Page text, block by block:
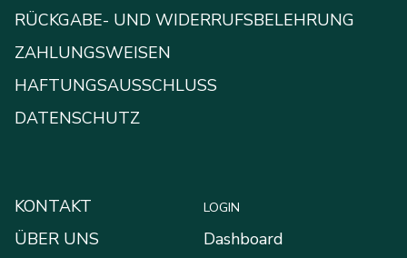
RÜCKGABE- UND WIDERRUFSBELEHRUNG
ZAHLUNGSWEISEN
HAFTUNGSAUSSCHLUSS
DATENSCHUTZ
KONTAKT
ÜBER UNS
LOGIN
Dashboard